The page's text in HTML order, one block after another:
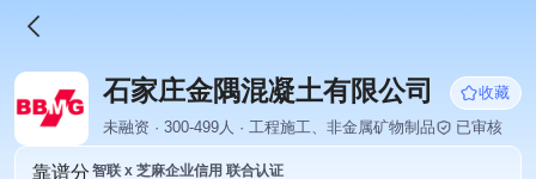
石家庄金隅混凝土有限公司
收藏
未融资 · 300-499人 · 工程施工、非金属矿物制品
已审核
靠谱分 智联 x 芝麻企业信用 联合认证